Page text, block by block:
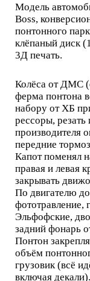
Модель
Boss,
понтонного
клёпаный диск
3Д печать.
Колёса от ДМС
ферма понтона
набору от ХБ
рессоры, резать
производителя
передние
Капот поменял
правая и левая
закрывать
По двигателю
фототравление,
Эльфофские,
задний фонарь
Понтон
объём
грузовик (всё
включая декали).